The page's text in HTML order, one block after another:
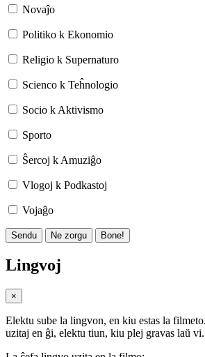
Novaĵo
Politiko k Ekonomio
Religio k Supernaturo
Scienco k Teĥnologio
Socio k Aktivismo
Sporto
Ŝercoj k Amuziĝo
Vlogoj k Podkastoj
Vojaĝo
Sendu Ne zorgu Bone!
Lingvoj
×
Elektu sube la lingvon, en kiu estas la
uzitaj en ĝi, elektu tiun, kiu plej gravas laŭ vi.